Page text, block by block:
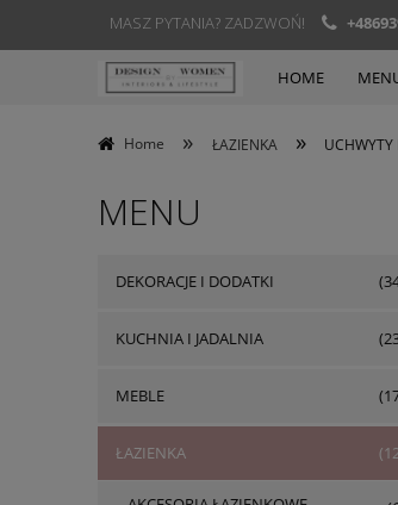
MASZ PYTANIA? ZADZWOŃ!
HOME
Home » ŁAZIENKA » UCHWYTY
MENU
DEKORACJE I DODATKI
KUCHNIA I JADALNIA
MEBLE
ŁAZIENKA